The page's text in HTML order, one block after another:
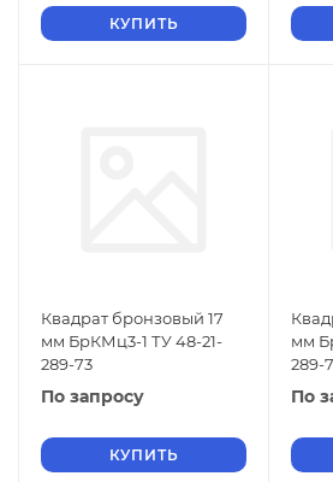
КУПИТЬ
Квадрат бронзовый 17
мм БрКМц3-1 ТУ 48-21-
289-73
По запросу
КУПИТЬ
мм
289-
По